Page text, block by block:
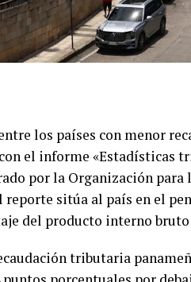
los países con menor
el informe «Estadísticas
por la Organización
reporte sitúa al país en el
del producto interno bruto
tributaria